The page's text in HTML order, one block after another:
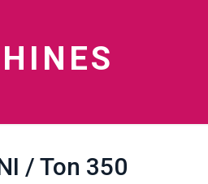
/ Ton 350